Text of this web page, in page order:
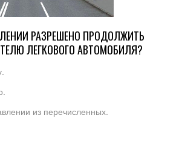
РАЗРЕШЕНО ПРОДОЛЖИТЬ
ЛЕГКОВОГО АВТОМОБИЛЯ?
из перечисленных.